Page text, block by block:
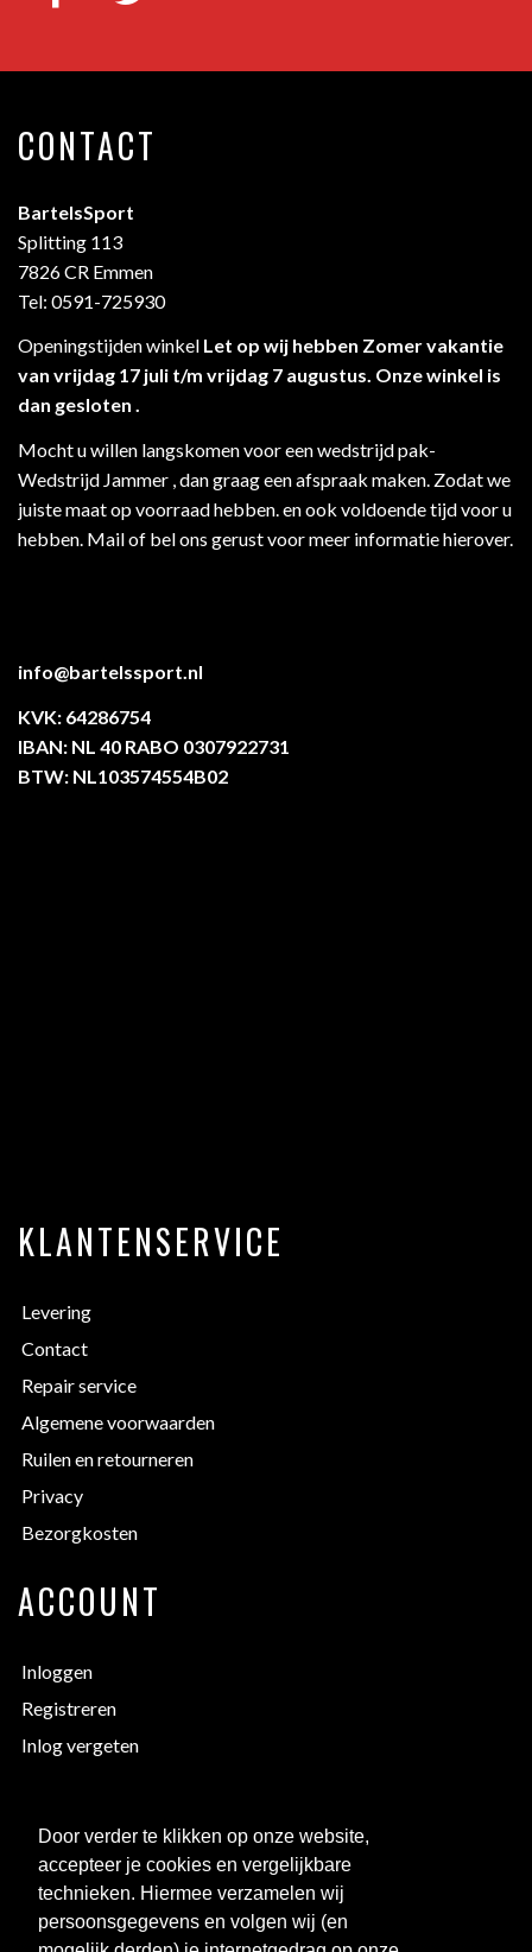
Door verder te klikken op onze website,
accepteer je cookies en vergelijkbare
technieken. Hiermee verzamelen wij
persoonsgegevens en volgen wij (en
CONTACT
BartelsSport
Splitting 113
7826 CR Emmen
Tel: 0591-725930
Openingstijden winkel Let op wij hebben Zomer vakantie
van vrijdag 17 juli t/m vrijdag 7 augustus. Onze winkel is
dan gesloten .
Mocht u willen langskomen voor een wedstrijd pak-
Wedstrijd Jammer , dan graag een afspraak maken. Zodat we
juiste maat op voorraad hebben. en ook voldoende tijd voor u
hebben. Mail of bel ons gerust voor meer informatie hierover.
info@bartelssport.nl
KVK: 64286754
IBAN: NL 40 RABO 0307922731
BTW: NL103574554B02
KLANTENSERVICE
Levering
Contact
Repair service
Algemene voorwaarden
Ruilen en retourneren
Privacy
Bezorgkosten
ACCOUNT
Inloggen
Registreren
Inlog vergeten
Bedrukken
Maattabellen